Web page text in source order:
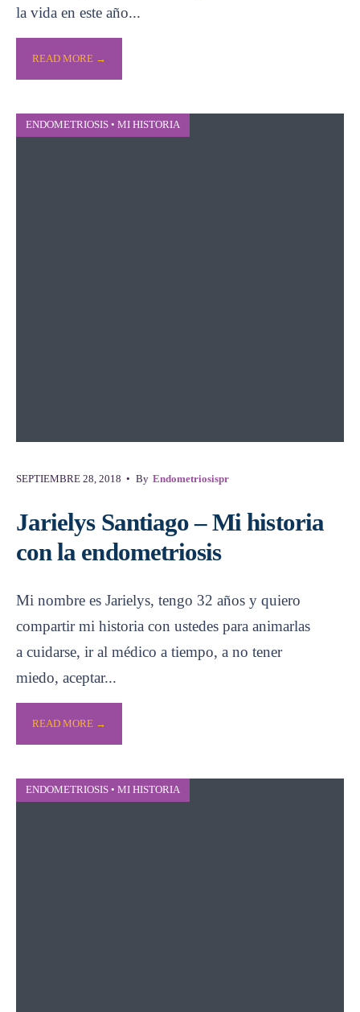
la vida en este año...
READ MORE →
ENDOMETRIOSIS • MI HISTORIA
SEPTIEMBRE 28, 2018 • By Endometriosispr
Jarielys Santiago – Mi historia
con la endometriosis
Mi nombre es Jarielys, tengo 32 años y quiero
compartir mi historia con ustedes para animarlas
a cuidarse, ir al médico a tiempo, a no tener
miedo, aceptar...
READ MORE →
ENDOMETRIOSIS • MI HISTORIA